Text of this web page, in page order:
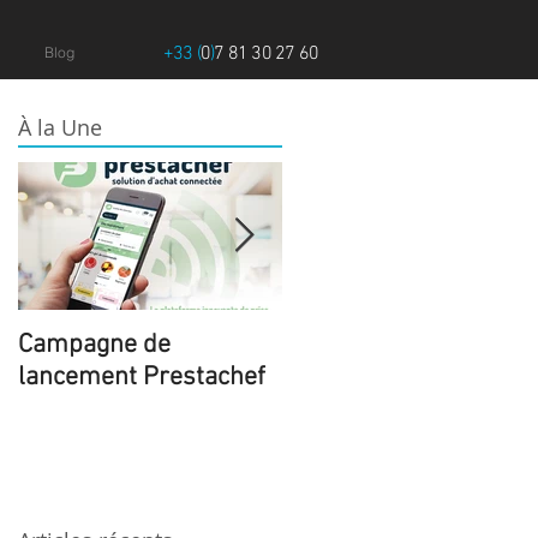
À la Une
Campagne de
lancement Prestachef
Blog +33 (0)7 81 30 27 60